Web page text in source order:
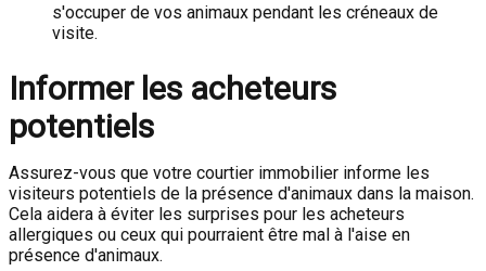
s'occuper de vos animaux pendant les créneaux de
visite.
Informer les acheteurs
potentiels
Assurez-vous que votre courtier immobilier informe les
visiteurs potentiels de la présence d'animaux dans la maison.
Cela aidera à éviter les surprises pour les acheteurs
allergiques ou ceux qui pourraient être mal à l'aise en
présence d'animaux.